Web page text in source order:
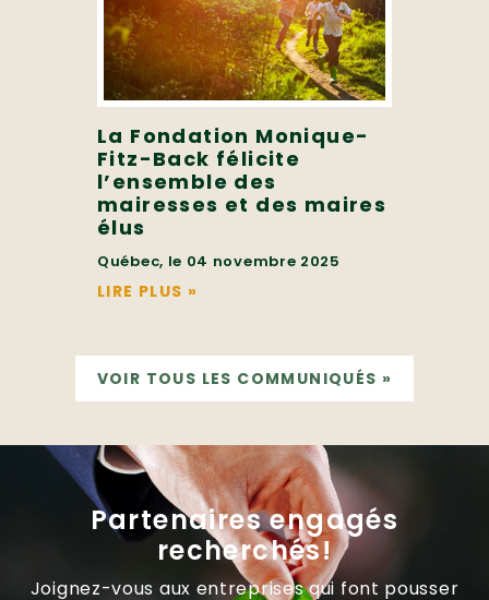
La Fondation Monique-
Fitz-Back félicite
l’ensemble des
mairesses et des maires
élus
Québec, le 04 novembre 2025
LIRE PLUS »
VOIR TOUS LES COMMUNIQUÉS »
Partenaires engagés
recherchés!
Joignez-vous aux entreprises qui font pousser